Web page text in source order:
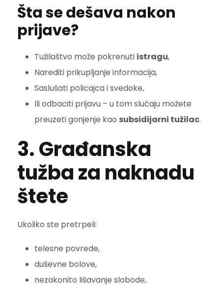
Šta se dešava nakon
prijave?
Tužilaštvo može pokrenuti istragu,
Narediti prikupljanje informacija,
Saslušati policajca i svedoke,
Ili odbaciti prijavu – u tom slučaju možete
preuzeti gonjenje kao subsidijarni tužilac.
3. Građanska
tužba za naknadu
štete
Ukoliko ste pretrpeli:
telesne povrede,
duševne bolove,
nezakonito lišavanje slobode,